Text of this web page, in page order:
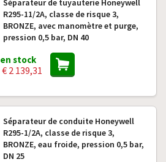
Séparateur de tuyauterie Honeywell
R295-11/2A, classe de risque 3,
BRONZE, avec manomètre et purge,
pression 0,5 bar, DN 40
en stock
€ 2 139,31
Séparateur de conduite Honeywell
R295-1/2A, classe de risque 3,
BRONZE, eau froide, pression 0,5 bar,
DN 25